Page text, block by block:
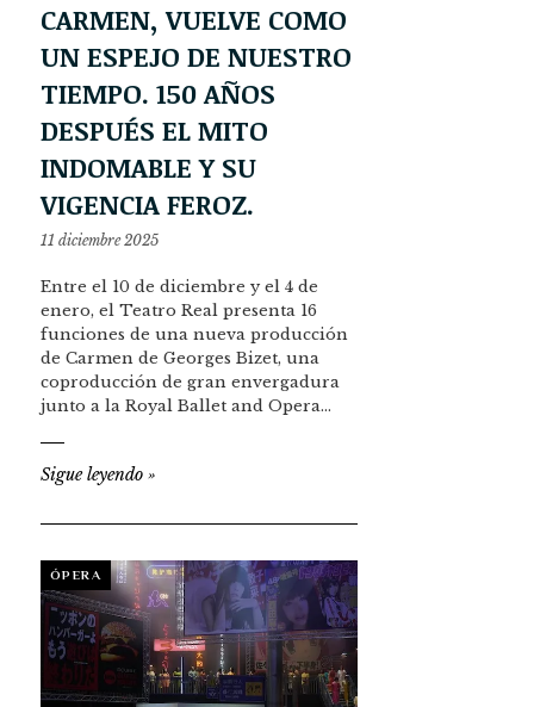
CARMEN, VUELVE COMO
UN ESPEJO DE NUESTRO
TIEMPO. 150 AÑOS
DESPUÉS EL MITO
INDOMABLE Y SU
VIGENCIA FEROZ.
11 diciembre 2025
Entre el 10 de diciembre y el 4 de
enero, el Teatro Real presenta 16
funciones de una nueva producción
de Carmen de Georges Bizet, una
coproducción de gran envergadura
junto a la Royal Ballet and Opera…
Sigue leyendo »
ÓPERA